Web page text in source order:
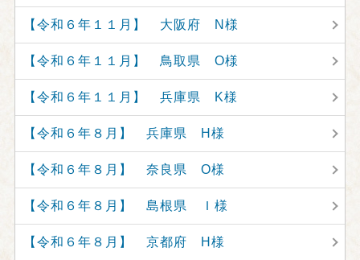
【令和６年１１月】 大阪府 N様
【令和６年１１月】 鳥取県 O様
【令和６年１１月】 兵庫県 K様
【令和６年８月】 兵庫県 H様
【令和６年８月】 奈良県 O様
【令和６年８月】 島根県 Ｉ様
【令和６年８月】 京都府 H様